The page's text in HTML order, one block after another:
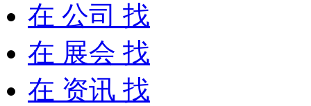
在 公司 找
在 展会 找
在 资讯 找